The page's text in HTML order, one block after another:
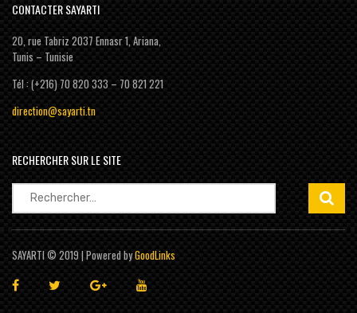
CONTACTER SAYARTI
20, rue Tabriz 2037 Ennasr 1, Ariana,
Tunis – Tunisie
Tél : (+216) 70 820 333 – 70 821 221
direction@sayarti.tn
RECHERCHER SUR LE SITE
Rechercher :
SAYARTI © 2019 | Powered byGoodLinks